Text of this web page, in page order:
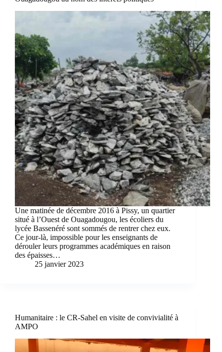
Une matinée de décembre 2016 à Pissy, un quartier
situé à l’Ouest de Ouagadougou, les écoliers du
lycée Bassenéré sont sommés de rentrer chez eux.
Ce jour-là, impossible pour les enseignants de
dérouler leurs programmes académiques en raison
des épaisses…
25 janvier 2023
Humanitaire : le CR-Sahel en visite de convivialité à
AMPO